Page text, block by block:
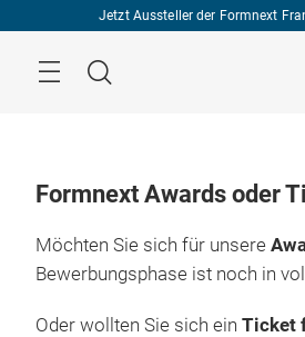
Jetzt Aussteller der Formnext
Suche
Formnext Awards oder
Möchten Sie sich für unsere
Bewerbungsphase ist noch in
Oder wollten Sie sich ein Ticket